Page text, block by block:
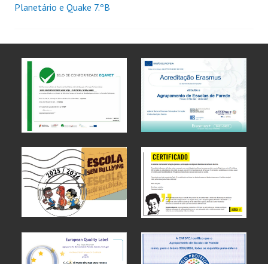
Planetário e Quake 7.ºB